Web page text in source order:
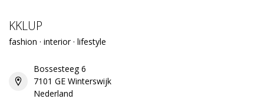
KKLUP
fashion · interior · lifestyle
Bossesteeg 6
7101 GE Winterswijk
Nederland